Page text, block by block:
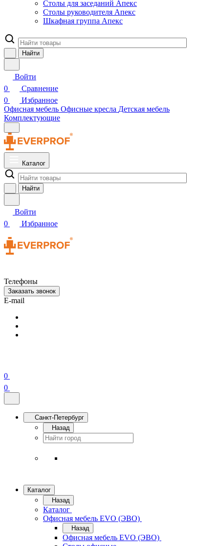
Столы для заседаний Апекс
Столы руководителя Апекс
Шкафная группа Апекс
Найти
Войти
0
Сравнение
0
Избранное
Офисная мебель Офисные кресла Детская мебель
Комплектующие
Каталог
Найти
Войти
0
Избранное
Телефоны
Заказать звонок
E-mail
0
0
Санкт-Петербург
Назад
Каталог
Назад
Каталог
Офисная мебель EVO (ЭВО)
Назад
Офисная мебель EVO (ЭВО)